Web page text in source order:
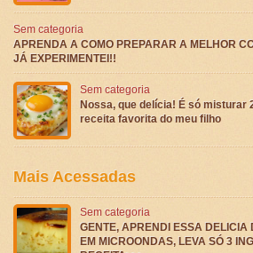
Sem categoria
APRENDA A COMO PREPARAR A MELHOR
JÁ EXPERIMENTEI!!
Sem categoria
Nossa, que delícia! É só misturar
receita favorita do meu filho
Mais Acessadas
Sem categoria
GENTE, APRENDI ESSA DELICIA
EM MICROONDAS, LEVA SÓ 3